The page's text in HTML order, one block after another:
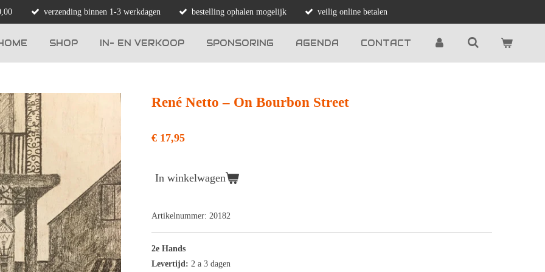
verzending binnen 1-3 werkdagen bestelling ophalen mogelijk veilig online betalen
SHOP IN- EN VERKOOP SPONSORING AGENDA CONTACT
René Netto ‎– On Bourbon Street
€ 17,95
In winkelwagen
Artikelnummer: 20182
2e Hands
Levertijd: 2 a 3 dagen